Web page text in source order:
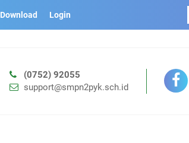
Download Login
(0752) 92055
support@smpn2pyk.sch.id